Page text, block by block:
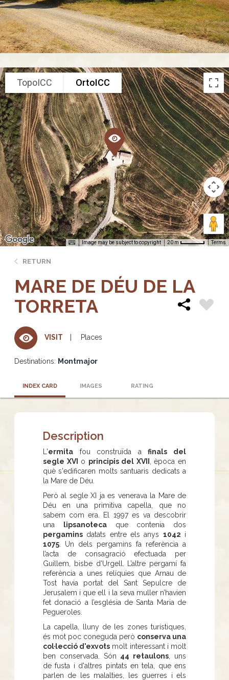
TopoICC OrtoICC
Image may be subject to copyright 20 m Terms
RETURN
MARE DE DÉU DE LA
TORRETA
VISIT Places
Destinations: Montmajor
INDEX CARD IMAGES RATING
Description
L'ermita fou construïda afinals del
segle XVI o principis del XVII
, època en
què s'edificaren molts santuaris dedicats a
la Mare de Déu.
Però al segle XI ja es venerava la Mare de
Déu en una primitiva capella, que no
sabem com era. El 1997 es va descobrir
una
lipsanotecaque contenia dos
pergamins datats entre els anys 1042 i
1075 . Un dels pergamins fa referència a
l’acta de consagració efectuada per
Guillem, bisbe d’Urgell. L’altre pergamí fa
referència a unes relíquies que Arnau de
Tost havia portat del Sant Sepulcre de
Jerusalem i que ell i la seva muller n’havien
fet donació a l’església de Santa Maria de
Pegueroles.
La capella, lluny de les zones turístiques,
és mot poc coneguda però conserva una
col·lecció d'exvots molt interessant i molt
ben conservada. Són 44 retaulons , uns
de fusta i d'altres pintats en tela, que ens
parlen de les malalties, les guerres i els